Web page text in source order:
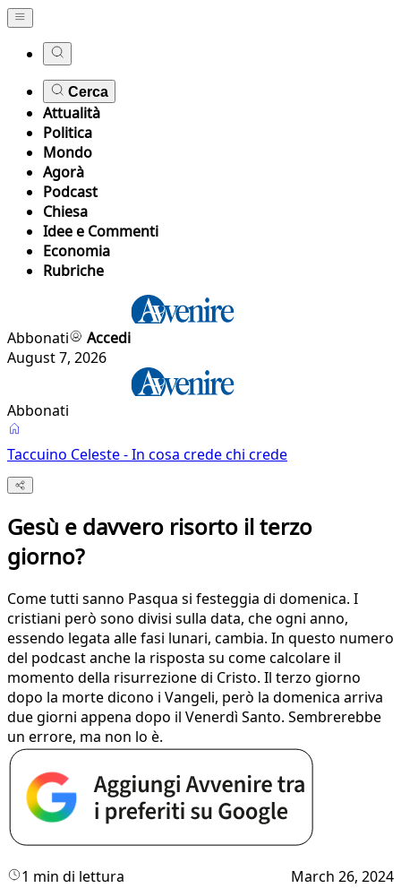
Cerca
Attualità
Politica
Mondo
Agorà
Podcast
Chiesa
Idee e Commenti
Economia
Rubriche
Abbonati
Accedi
August 7, 2026
Abbonati
Taccuino Celeste - In cosa crede chi crede
Gesù e davvero risorto il terzo
giorno?
Come tutti sanno Pasqua si festeggia di domenica. I
cristiani però sono divisi sulla data, che ogni anno,
essendo legata alle fasi lunari, cambia. In questo numero
del podcast anche la risposta su come calcolare il
momento della risurrezione di Cristo. Il terzo giorno
dopo la morte dicono i Vangeli, però la domenica arriva
due giorni appena dopo il Venerdì Santo. Sembrerebbe
un errore, ma non lo è.
1 min di lettura March 26, 2024